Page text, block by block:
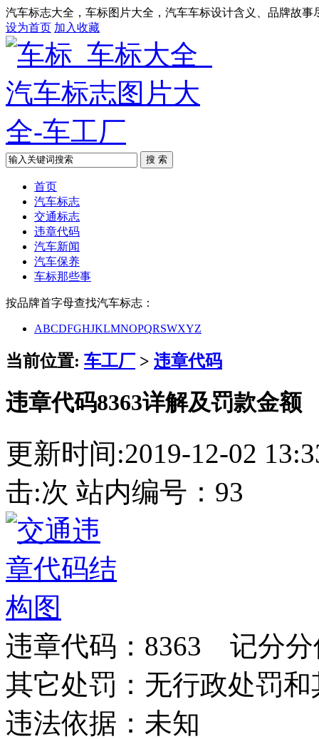
汽车标志大全，车标图片大全，汽车车标设计含义、品牌故事
设为首页 加入收藏
搜 索
首页
汽车标志
交通标志
违章代码
汽车新闻
汽车保养
车标那些事
按品牌首字母查找汽车标志：
ABCDFGHJKLMNOPQRSWXYZ
当前位置: 车工厂 > 违章代码
违章代码8363详解及罚款金额
更新时间:2019-12-02
击:次 站内编号：93
违章代码：8363 记分
其它处罚：无行政处罚
违法依据：未知